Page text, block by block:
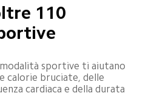
110
sportive ti aiutano
calorie bruciate, delle
cardiaca e della durata